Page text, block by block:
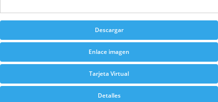
Descargar
Enlace imagen
Tarjeta Virtual
Detalles